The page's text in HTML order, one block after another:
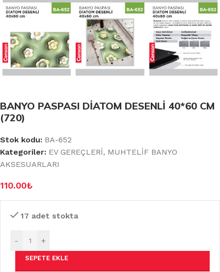
BANYO PASPASI DİATOM DESENLİ 40*60 CM
(720)
Stok kodu: BA-652
Kategoriler: EV GEREÇLERİ, MUHTELİF BANYO
AKSESUARLARI
110.00₺
17 adet stokta
- +
SEPETE EKLE